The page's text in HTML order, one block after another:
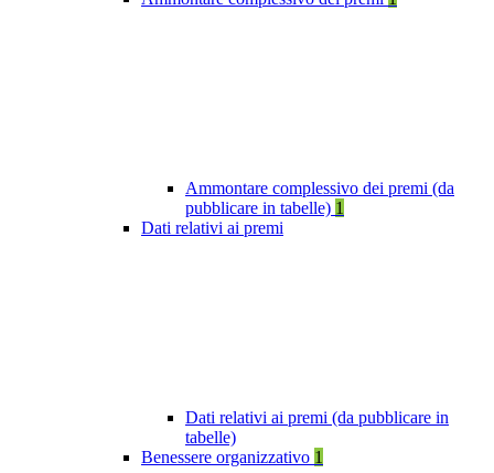
Ammontare complessivo dei premi (da
pubblicare in tabelle) 1
Dati relativi ai premi
Dati relativi ai premi (da pubblicare in
tabelle)
Benessere organizzativo 1